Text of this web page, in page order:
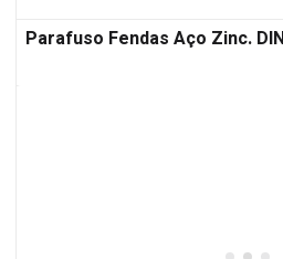
Parafuso Fendas Aço Zinc.